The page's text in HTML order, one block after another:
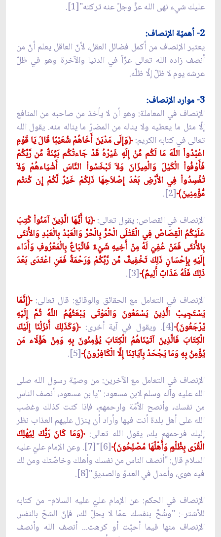
عليك شيء نهى الله عزَّ وجلّ عنه تركته"[1].
2- أهميّة الإنصاف:
يعتبر الإنصاف من أكمل فضائل العقل، لأنّ العاقل يعلم أنّ من
أنصف زاده الله تعالى عزّاً في الدنيا والآخرة وهو في ظلّ
عرشه يوم لا ظلّ إلّا ظلّه.
3- موارد الإنصاف:
الإنصاف في المعاملة: وهو أن لا يأخذ من صاحبه من المنافع
إلّا مثل ما يعطيه ولا يناله من المضارّ ما يناله منه. يقول الله
تعالى في كتابه الكريم:﴿وَإِلَى مَدْيَنَ أَخَاهُمْ شُعَيْبًا قَالَ يَا قَوْمِ
اعْبُدُواْ اللّهَ مَا لَكُم مِّنْ إِلَهٍ غَيْرُهُ قَدْ جَاءتْكُم بَيِّنَةٌ مِّن رَّبِّكُمْ
فَأَوْفُواْ الْكَيْلَ وَالْمِيزَانَ وَلاَ تَبْخَسُواْ النَّاسَ أَشْيَاءهُمْ وَلاَ
تُفْسِدُواْ فِي الأَرْضِ بَعْدَ إِصْلاَحِهَا ذَلِكُمْ خَيْرٌ لَّكُمْ إِن كُنتُم
مُّؤْمِنِينَ﴾[2].
الإنصاف في القصاص: يقول تعالى:﴿يَا أَيُّهَا الَّذِينَ آمَنُواْ كُتِبَ
عَلَيْكُمُ الْقِصَاصُ فِي الْقَتْلَى الْحُرُّ بِالْحُرِّ وَالْعَبْدُ بِالْعَبْدِ وَالأُنثَى
بِالأُنثَى فَمَنْ عُفِيَ لَهُ مِنْ أَخِيهِ شَيْءٌ فَاتِّبَاعٌ بِالْمَعْرُوفِ وَأَدَاء
إِلَيْهِ بِإِحْسَانٍ ذَلِكَ تَخْفِيفٌ مِّن رَّبِّكُمْ وَرَحْمَةٌ فَمَنِ اعْتَدَى بَعْدَ
ذَلِكَ فَلَهُ عَذَابٌ أَلِيمٌ﴾[3].
الإنصاف في التعامل مع الحقائق والوقائع: قال تعالى:﴿إِنَّمَا
يَسْتَجِيبُ الَّذِينَ يَسْمَعُونَ وَالْمَوْتَى يَبْعَثُهُمُ اللّهُ ثُمَّ إِلَيْهِ
يُرْجَعُونَ﴾[4]. ويقول في آية أخرى:
﴿وَكَذَلِكَ أَنزَلْنَا إِلَيْكَ
الْكِتَابَ فَالَّذِينَ آتَيْنَاهُمُ الْكِتَابَ يُؤْمِنُونَ بِهِ وَمِنْ هَؤُلَاء مَن
يُؤْمِنُ بِهِ وَمَا يَجْحَدُ بِآيَاتِنَا إِلَّا الْكَافِرُونَ﴾[5].
الإنصاف في التعامل مع الآخرين: من وصيّة رسول الله صلى
الله عليه وآله وسلم لابن مسعود: "يا بن مسعود، أنصف الناس
من نفسك، وأنصح الأمّة وارحمهم، فإذا كنت كذلك وغضب
الله على أهل بلدة أنت فيها وأراد أن ينزل عليهم العذاب نظر
إليك فرحمهم بك، يقول الله تعالى: ﴿وَمَا كَانَ رَبُّكَ لِيُهْلِكَ
الْقُرَى بِظُلْمٍ وَأَهْلُهَا مُصْلِحُونَ﴾
[6]"[7]. وعن الإمام عليّ عليه
السلام قال: "أنصف الناس من نفسك وأهلك وخاصّتك ومن لك
فيه هوى، وأعدل في العدوّ والصديق"[8].
الإنصاف في الحكم: عن الإمام عليّ عليه السلام- من كتابه
للأشتر-: "وشُحَّ بنفسك عمّا لا يحلّ لك، فإنّ الشحّ بالنفس
الإنصاف منها فيما أحبّت أو كرهت... أنصف الله وأنصف